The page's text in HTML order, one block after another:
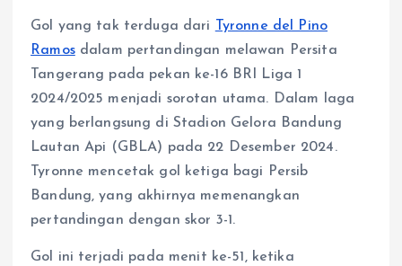
Gol yang tak terduga dari
Tyronne del Pino
Ramosdalam pertandingan melawan Persita
Tangerang pada pekan ke-16 BRI Liga 1
2024/2025 menjadi sorotan utama. Dalam laga
yang berlangsung di Stadion Gelora Bandung
Lautan Api (GBLA) pada 22 Desember 2024.
Tyronne mencetak gol ketiga bagi Persib
Bandung, yang akhirnya memenangkan
pertandingan dengan skor 3-1.
Gol ini terjadi pada menit ke-51, ketika